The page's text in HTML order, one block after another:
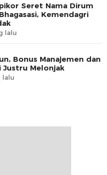
Seret Nama Dirum
Kemendagri
lalu
Bonus Manajemen dan
Justru Melonjak
lalu